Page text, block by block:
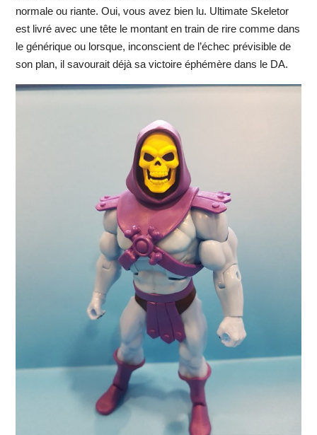
normale ou riante. Oui, vous avez bien lu. Ultimate Skeletor
est livré avec une tête le montant en train de rire comme dans
le générique ou lorsque, inconscient de l’échec prévisible de
son plan, il savourait déjà sa victoire éphémère dans le DA.